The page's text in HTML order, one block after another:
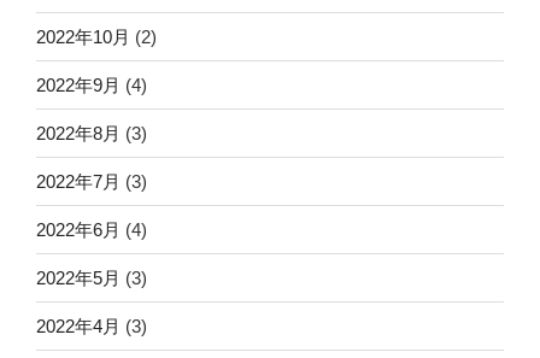
2022年10月 (2)
2022年9月 (4)
2022年8月 (3)
2022年7月 (3)
2022年6月 (4)
2022年5月 (3)
2022年4月 (3)